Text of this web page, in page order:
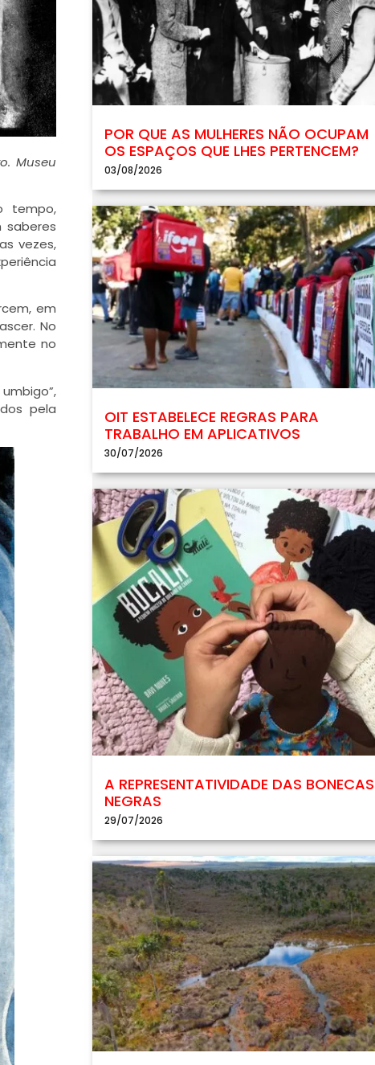
Museu
tempo,
vezes,
em
No
no
pela
POR QUE AS MULHERES NÃO OCUPAM
OS ESPAÇOS QUE LHES PERTENCEM?
03/08/2026
OIT ESTABELECE REGRAS PARA
TRABALHO EM APLICATIVOS
30/07/2026
A REPRESENTATIVIDADE DAS BONECAS
NEGRAS
29/07/2026